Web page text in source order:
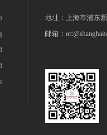
地址：上海市浦东
邮箱：